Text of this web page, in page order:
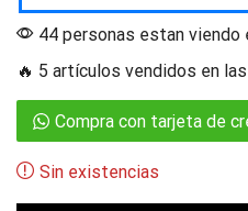
44 personas estan
🔥 5 artículos vendidos en
Compra con tarjeta de
Sin existencias